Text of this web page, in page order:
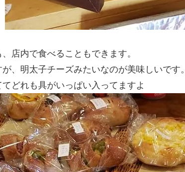
店内で食べることもできます。
、明太子チーズみたいなのが美味しいです。
どれも具がいっぱい入ってますよ